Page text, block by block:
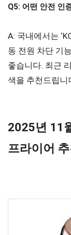
Q5: 어떤 안전 인
A: 국내에서는
동 전원 차단 기
좋습니다. 최근
색을 추천드립니
2025년 11
프라이어